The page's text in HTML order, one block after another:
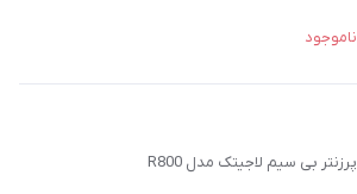
ناموجود
پرزنتر بی سیم لاجیتک مدل R800